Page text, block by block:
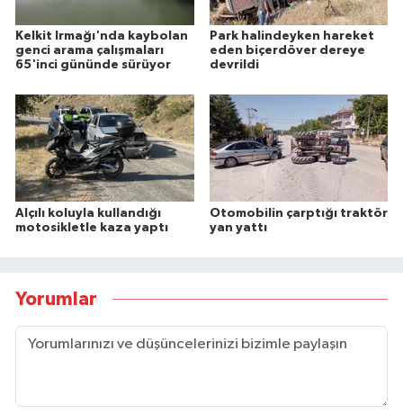
Kelkit Irmağı'nda kaybolan
genci arama çalışmaları
65'inci gününde sürüyor
Park halindeyken hareket
eden biçerdöver dereye
devrildi
Alçılı koluyla kullandığı
motosikletle kaza yaptı
Otomobilin çarptığı traktör
yan yattı
Yorumlar